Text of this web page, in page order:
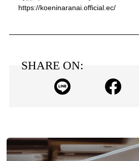
https://koeninaranai.official.ec/
SHARE ON: